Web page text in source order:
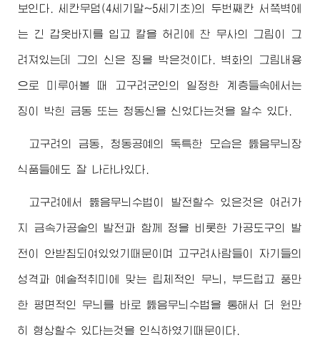
보인다. 세칸무덤(4세기말~5세기초)의 두번째칸 서쪽벽에
는 긴 갑옷바지를 입고 칼을 허리에 찬 무사의 그림이 그
려져있는데 그의 신은 징을 박은것이다. 벽화의 그림내용
으로 미루어볼 때 고구려군인의 일정한 계층들속에서는
징이 박힌 금동 또는 청동신을 신었다는것을 알수 있다.
고구려의 금동, 청동공예의 독특한 모습은 뚫음무늬장
식품들에도 잘 나타나있다.
고구려에서 뚫음무늬수법이 발전할수 있은것은 여러가
지 금속가공술의 발전과 함께 정을 비롯한 가공도구의 발
전이 안받침되여있었기때문이며 고구려사람들이 자기들의
성격과 예술적취미에 맞는 립체적인 무늬, 부드럽고 풍만
한 평면적인 무늬를 바로 뚫음무늬수법을 통해서 더 원만
히 형상할수 있다는것을 인식하였기때문이다.